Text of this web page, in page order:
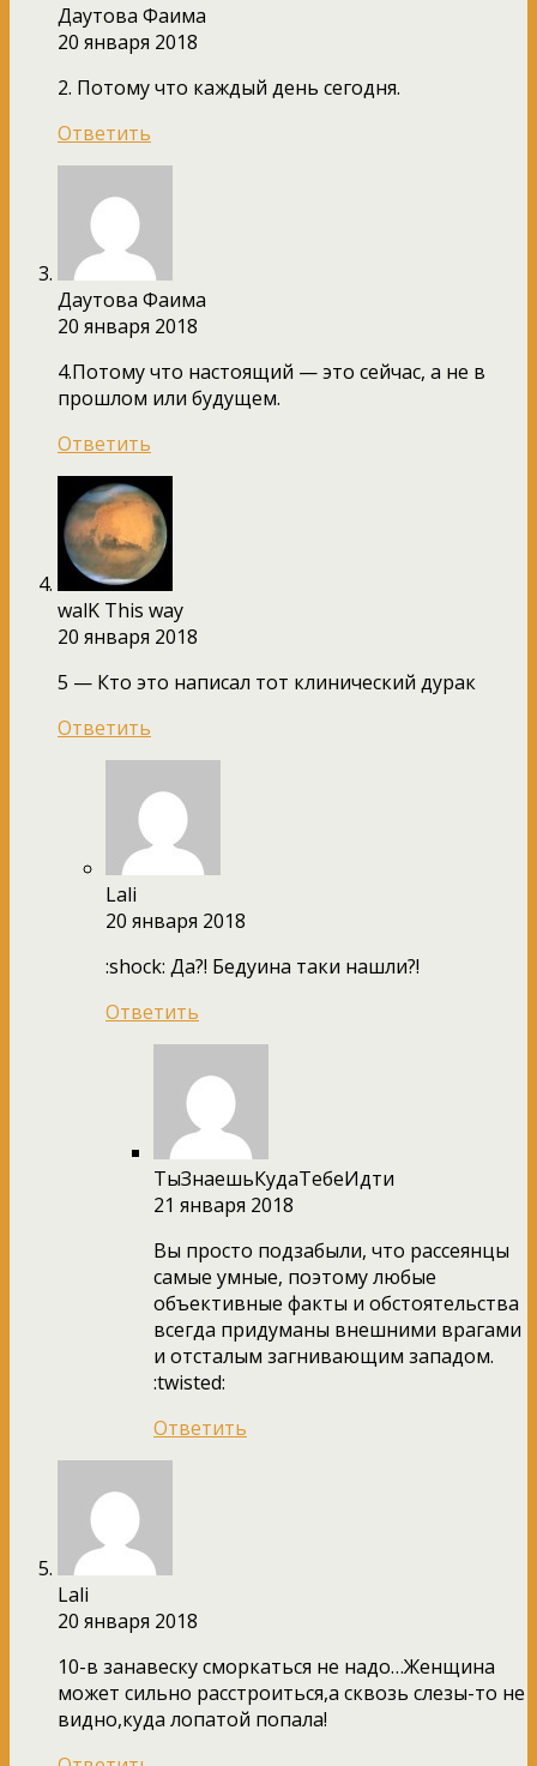
Даутова Фаима
20 января 2018
2. Потому что каждый день сегодня.
Ответить
Даутова Фаима
20 января 2018
4.Потому что настоящий — это сейчас, а не в
прошлом или будущем.
Ответить
walK This way
20 января 2018
5 — Кто это написал тот клинический дурак
Ответить
Lali
20 января 2018
:shock: Да?! Бедуина таки нашли?!
Ответить
ТыЗнаешьКудаТебеИдти
21 января 2018
Вы просто подзабыли, что рассеянцы
самые умные, поэтому любые
объективные факты и обстоятельства
всегда придуманы внешними врагами
и отсталым загнивающим западом.
:twisted:
Ответить
Lali
20 января 2018
10-в занавеску сморкаться не надо…Женщина
может сильно расстроиться,а сквозь слезы-то не
видно,куда лопатой попала!